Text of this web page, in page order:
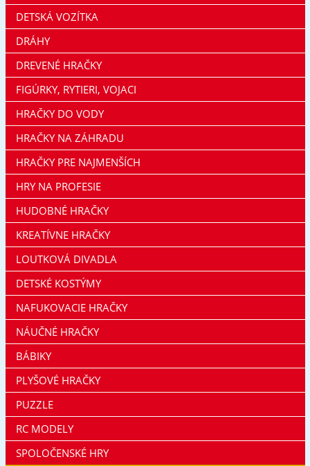
DETSKÁ VOZÍTKA
DRÁHY
DREVENÉ HRAČKY
FIGÚRKY, RYTIERI, VOJACI
HRAČKY DO VODY
HRAČKY NA ZÁHRADU
HRAČKY PRE NAJMENŠÍCH
HRY NA PROFESIE
HUDOBNÉ HRAČKY
KREATÍVNE HRAČKY
LOUTKOVÁ DIVADLA
DETSKÉ KOSTÝMY
NAFUKOVACIE HRAČKY
NÁUČNÉ HRAČKY
BÁBIKY
PLYŠOVÉ HRAČKY
PUZZLE
RC MODELY
SPOLOČENSKÉ HRY